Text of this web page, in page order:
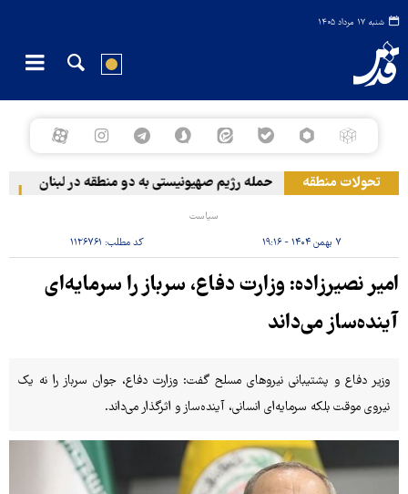
شنبه ۱۷ مرداد ۱۴۰۵
تحولات منطقه حمله رژیم صهیونیستی به دو منطقه در لبنان
سیاست
۷ بهمن ۱۴۰۴ - ۱۹:۱۶ کد مطلب: ۱۱۲۶۷۶۱
امیر نصیرزاده: وزارت دفاع، سرباز را سرمایه‌ای
آینده‌ساز می‌داند
وزیر دفاع و پشتیبانی نیروهای مسلح گفت: وزارت دفاع، جوان سرباز را نه یک
نیروی موقت بلکه سرمایه‌ای انسانی، آینده‌ساز و اثرگذار می‌داند.